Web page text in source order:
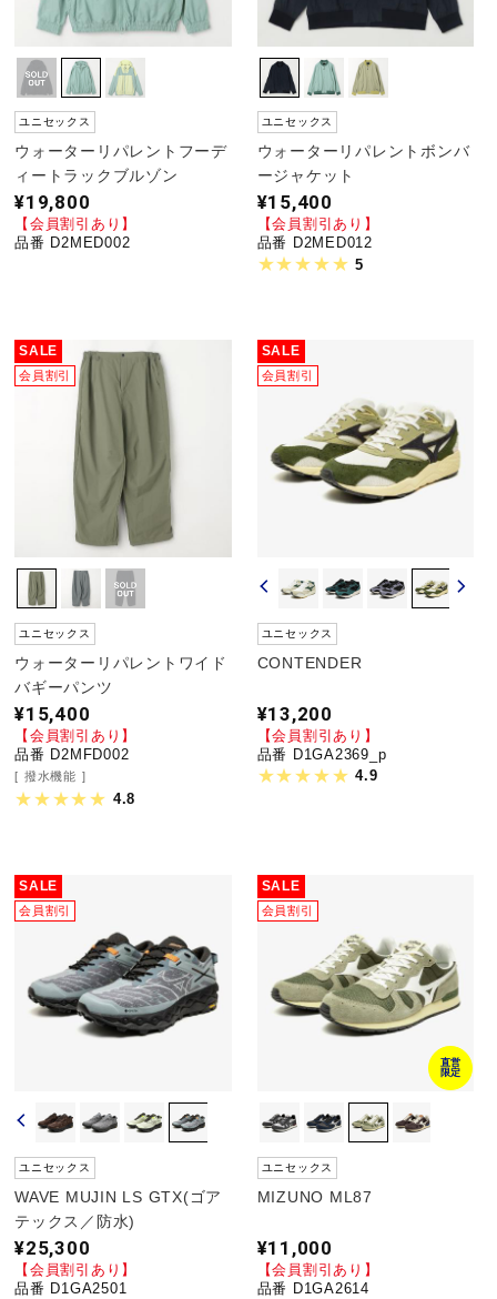
ユニセックス
ウォーターリパレントフーデ
ィートラックブルゾン
¥19,800
【会員割引あり】
品番 D2MED002
ユニセックス
ウォーターリパレントボンバ
ージャケット
¥15,400
【会員割引あり】
品番 D2MED012
5
SALE
会員割引
ユニセックス
ウォーターリパレントワイド
バギーパンツ
¥15,400
【会員割引あり】
品番 D2MFD002
撥水機能
4.8
SALE
会員割引
ユニセックス
CONTENDER
¥13,200
【会員割引あり】
品番 D1GA2369_p
4.9
SALE
会員割引
ユニセックス
WAVE MUJIN LS GTX(ゴア
テックス／防水)
¥25,300
【会員割引あり】
品番 D1GA2501
SALE
会員割引
直営
限定
ユニセックス
MIZUNO ML87
¥11,000
【会員割引あり】
品番 D1GA2614